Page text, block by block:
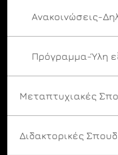
Ανακοινώσεις-
Πρόγραμμα-Ύλη
Μεταπτυχιακές
Διδακτορικές